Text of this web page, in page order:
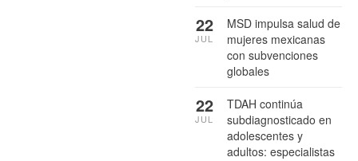
MSD impulsa salud de
mujeres mexicanas
con subvenciones
globales
22
JUL
TDAH continúa
subdiagnosticado en
adolescentes y
adultos: especialistas
22
JUL